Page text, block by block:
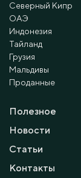
Северный Кипр
ОАЭ
Индонезия
Тайланд
Грузия
Мальдивы
Проданные
Полезное
Новости
Статьи
Контакты